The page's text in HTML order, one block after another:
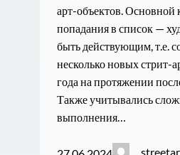
арт-объектов. Основной
попадания в список —
быть действующим, т.е.
несколько новых стрит-
года на протяжении
Также учитывались
выполнения…